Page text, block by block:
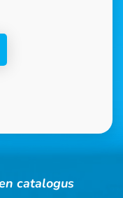
catalogus